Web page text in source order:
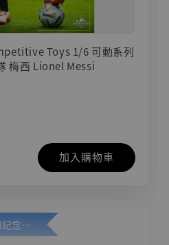
Toys 1/6 可動系列
梅西 Lionel Messi
加入購物車
加購優惠【悟空 鳥山明紀念款 [奇蹟工作室]】